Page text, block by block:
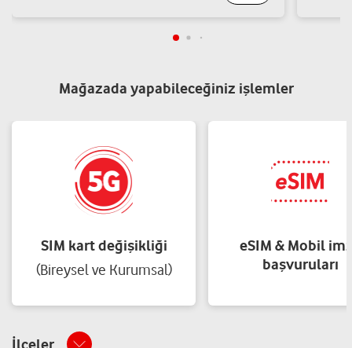
Yeni Mah. Cumhuriyet Meydanı No:1 E Halfeti/Şanlıurfa
İSMAİL YİĞİT İLETİŞİM OTOMOTİV EMLAK
05435039163
Yol tarifi al
Mağazada yapabileceğiniz işlemler
SIM kart değişikliği
(Bireysel ve Kurumsal)
eSIM & Mobil
başvuruları
İlçeler